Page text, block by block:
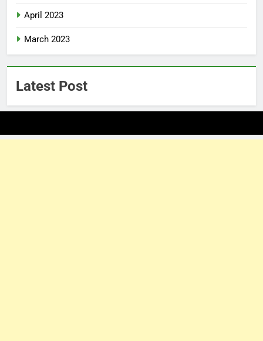
April 2023
March 2023
Latest Post